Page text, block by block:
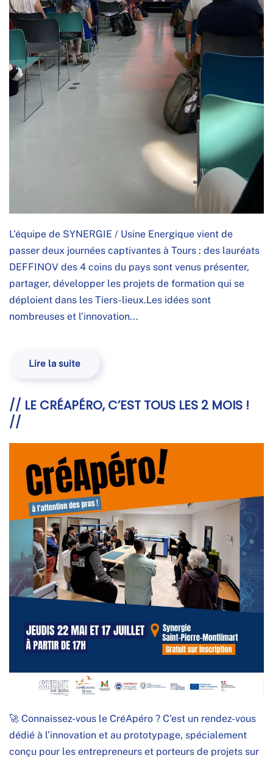
L’équipe de SYNERGIE / Usine Energique vient de
passer deux journées captivantes à Tours : des lauréats
DEFFINOV des 4 coins du pays sont venus présenter,
partager, développer les projets de formation qui se
déploient dans les Tiers-lieux.Les idées sont
nombreuses et l’innovation...
Lire la suite
// LE CRÉAPÉRO, C’EST TOUS LES 2 MOIS !
//
🚀 Connaissez-vous le CréApéro ? C’est un rendez-vous
dédié à l’innovation et au prototypage, spécialement
conçu pour les entrepreneurs et porteurs de projets sur